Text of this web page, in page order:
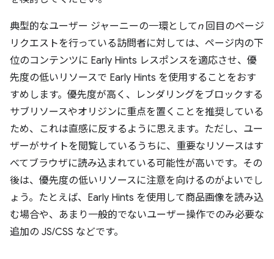
典型的なユーザー ジャーニーの一環としてn回目のページ
リクエストを行っている訪問者に対しては、ページ内の下
位のコンテンツに Early Hints レスポンスを適応させ、優
先度の低いリソースで Early Hints を使用することをおす
すめします。優先度が高く、レンダリングをブロックする
サブリソースやオリジンに重点を置くことを推奨している
ため、これは直感に反するように思えます。ただし、ユー
ザーがサイトを閲覧しているうちに、重要なリソースはす
べてブラウザに読み込まれている可能性が高いです。その
後は、優先度の低いリソースに注意を向けるのがよいでし
ょう。たとえば、Early Hints を使用して商品画像を読み込
む場合や、あまり一般的でないユーザー操作でのみ必要な
追加の JS/CSS などです。